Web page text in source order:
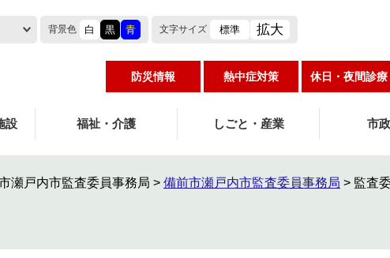
背景色 白 黒 青 文字サイズ 標準 拡大
防災情報 熱中症対策 休日・夜間診療
設 福祉・介護 しごと・産業 市
瀬戸内市監査委員事務局 > 備前市瀬戸内市監査委員事務局 > 監査